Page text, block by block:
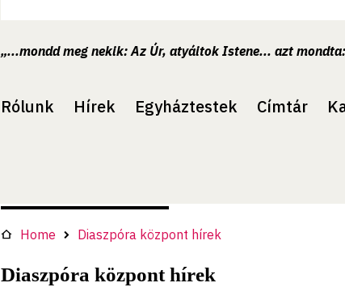
„...mondd meg nekik: Az Úr, atyáitok Istene... azt
Rólunk Hírek Egyháztestek Címtár
Home Diaszpóra központ hírek
Diaszpóra központ hírek